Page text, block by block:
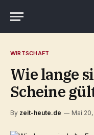
WIRTSCHAFT
Wie lange
Scheine
By zeit-heute.de Mai